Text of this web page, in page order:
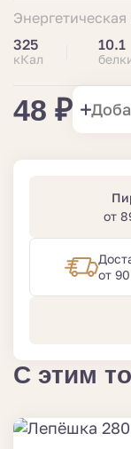
325
кКал
10.1
48 ₽
от
от
С этим